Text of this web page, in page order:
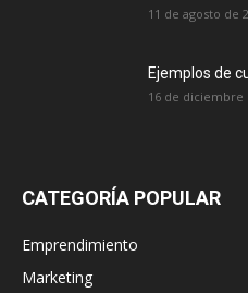
11 de agosto de
Ejemplos de
16 de diciembre
CATEGORÍA POPULAR
Emprendimiento
Marketing